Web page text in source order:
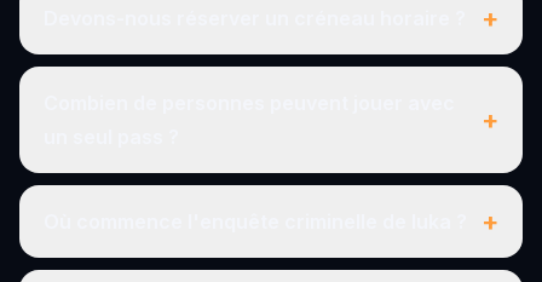
+
+
+